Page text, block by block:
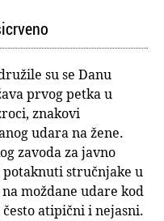
su se Danu
prvog petka u
znakovi
udara na žene.
zavoda za javno
potaknuti stručnjake u
moždane udare kod
atipični i nejasni.